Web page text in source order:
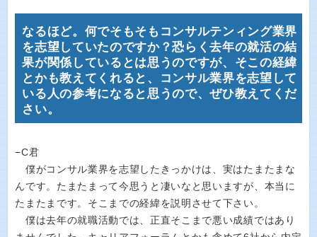
なるほど。何でそもそもコンサルテンィング業界
を志望していたのですか？恐らく去年の就活の結
果が関係しているとは思うのですが、そこの経緯
とかも教えてくれると、コンサル業界を志望して
いる人の参考になると思うので、ぜひ教えてくだ
さい。
−C君
僕がコンサル業界を志望したきっかけは、実はたまたまな
んです。たまたまって今思うと凄いなと思いますが、本当に
たまたまです。そこまでの経緯を説明させて下さい。
僕は去年の就職活動では、正直そこまで悪い成績ではあり